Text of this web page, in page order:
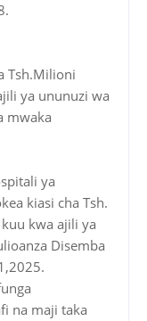
Tsh.Milioni
ya ununuzi wa
mwaka
ya
kiasi cha Tsh.
kwa ajili ya
Disemba
na maji taka